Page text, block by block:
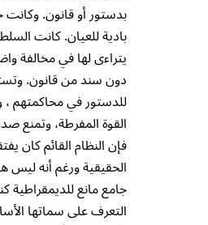
بدستور أو قانون.
بادية للعيان. كانت
يتراءى لها في مخالفة
دون سند من قانون.
للدستور في محاكمتهم ،
القوة المفرطة، وتمنع
فإن النظام القائم كان
الحقيقية ورغم أنه ليس
جامع مانع للديمقراطية
التعرف على سماتها